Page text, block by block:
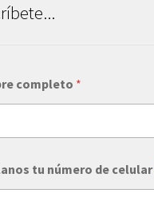
completo *
tu número de celular